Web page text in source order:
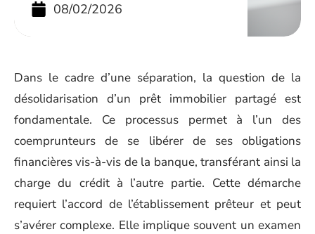
08/02/2026
Dans le cadre d’une séparation, la question de la
désolidarisation d’un prêt immobilier partagé est
fondamentale. Ce processus permet à l’un des
coemprunteurs de se libérer de ses obligations
financières vis-à-vis de la banque, transférant ainsi la
charge du crédit à l’autre partie. Cette démarche
requiert l’accord de l’établissement prêteur et peut
s’avérer complexe. Elle implique souvent un examen